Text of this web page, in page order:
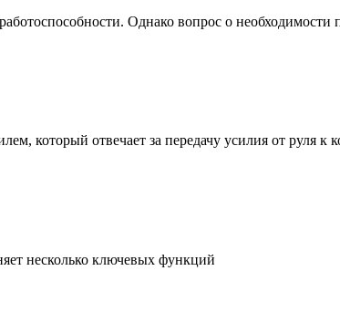
Однако вопрос о
который отвечает за передачу усилия от руля к
несколько ключевых функций